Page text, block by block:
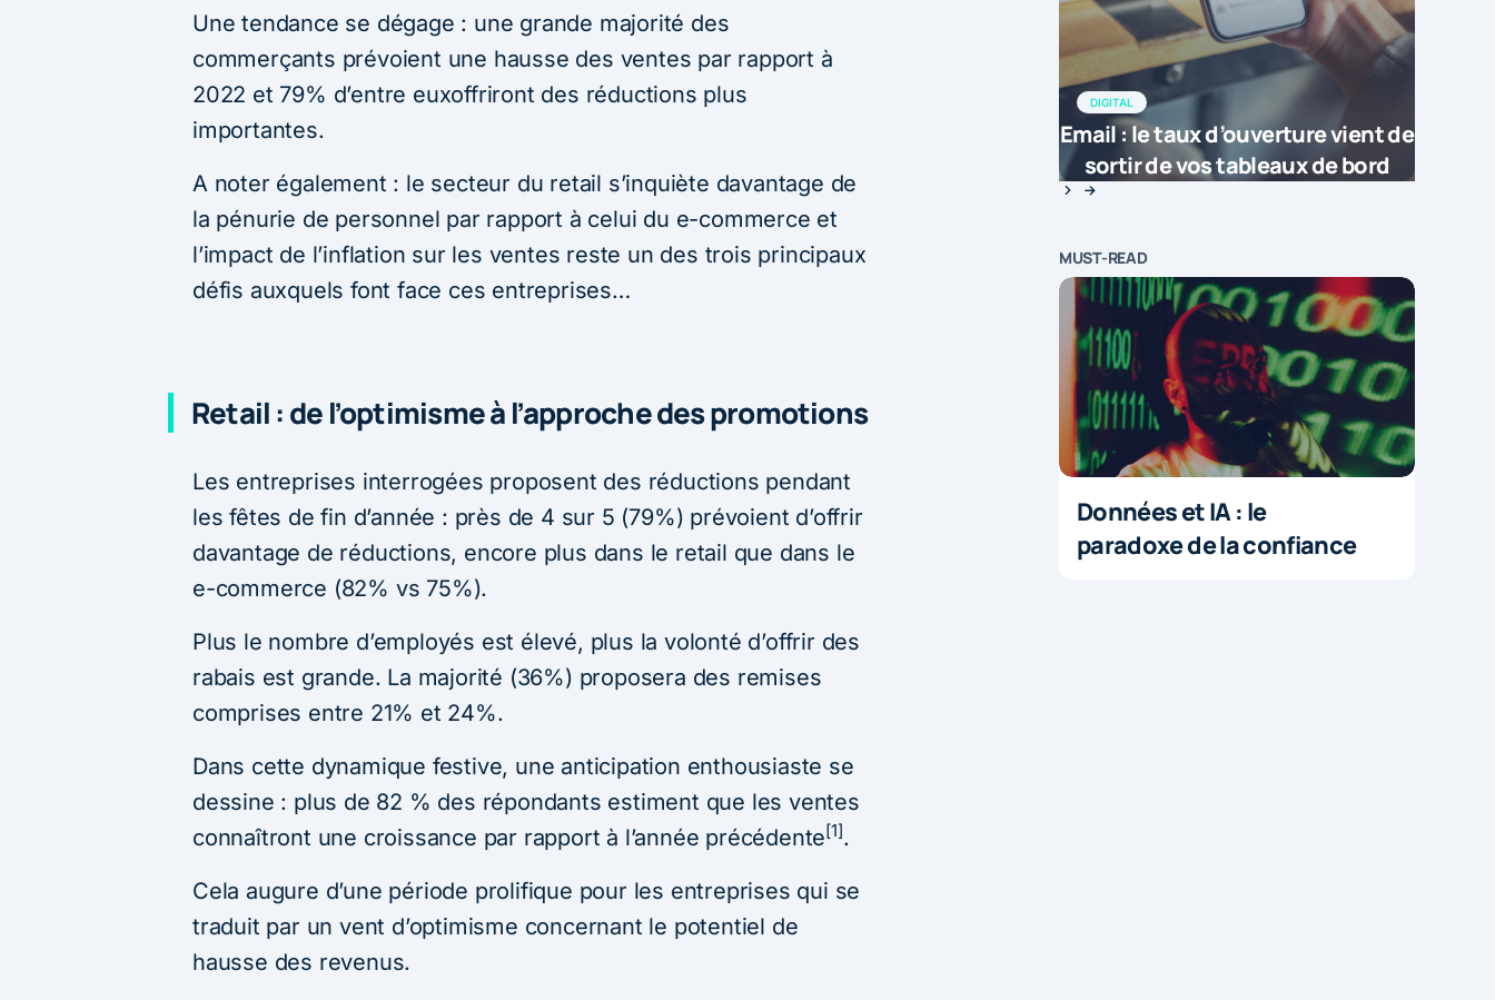
Une tendance se dégage : une grande majorité des
commerçants prévoient une hausse des ventes par rapport à
2022 et 79% d’entre euxoffriront des réductions plus
importantes.
A noter également : le secteur du retail s’inquiète davantage de
la pénurie de personnel par rapport à celui du e-commerce et
l’impact de l’inflation sur les ventes reste un des trois principaux
défis auxquels font face ces entreprises…
Retail : de l’optimisme à l’approche des promotions
Les entreprises interrogées proposent des réductions pendant
les fêtes de fin d’année : près de 4 sur 5 (79%) prévoient d’offrir
davantage de réductions, encore plus dans le retail que dans le
e-commerce (82% vs 75%).
Plus le nombre d’employés est élevé, plus la volonté d’offrir des
rabais est grande. La majorité (36%) proposera des remises
comprises entre 21% et 24%.
Dans cette dynamique festive, une anticipation enthousiaste se
dessine : plus de 82 % des répondants estiment que les ventes
connaîtront une croissance par rapport à l’année précédente[1].
Cela augure d’une période prolifique pour les entreprises qui se
traduit par un vent d’optimisme concernant le potentiel de
hausse des revenus.
DIGITAL
Email : le taux d’ouverture vient de
sortir de vos tableaux de bord
MUST-READ
Données et IA : le
paradoxe de la confiance